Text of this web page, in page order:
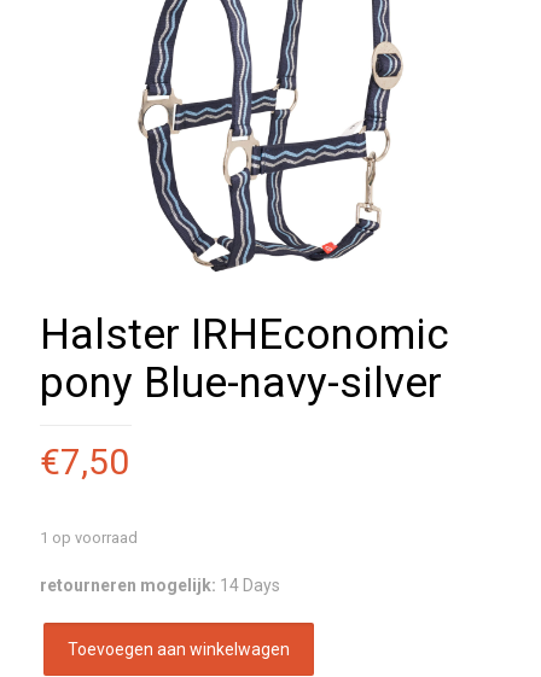
Halster IRHEconomic
pony Blue-navy-silver
€7,50
1 op voorraad
retourneren mogelijk: 14 Days
Toevoegen aan winkelwagen